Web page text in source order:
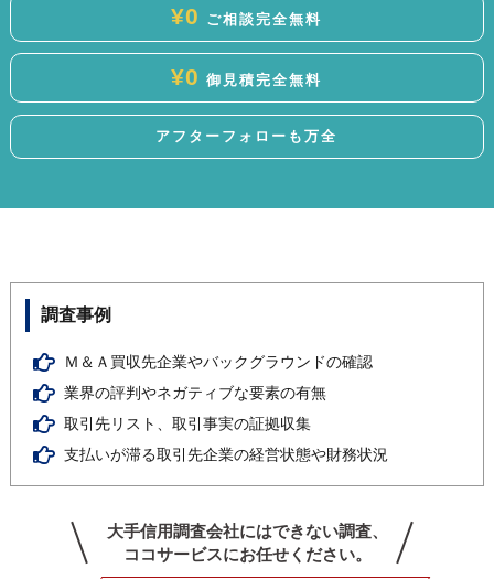
¥0 ご相談完全無料
¥0 御見積完全無料
アフター フォローも万全
調査事例
Ｍ＆Ａ買収先企業やバックグラウンドの確認
業界の評判やネガティブな要素の有無
取引先リスト、取引事実の証拠収集
支払いが滞る取引先企業の経営状態や財務状況
大手信用調査会社にはできない調査、
ココサービスにお任せください。